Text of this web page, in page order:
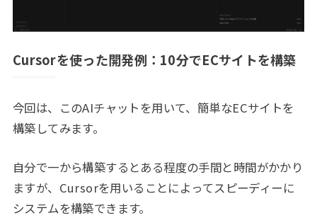
Cursorを使った開発例：10分でECサイトを構築
今回は、このAIチャットを用いて、簡単なECサイトを
構築してみます。
自分で一から構築するとある程度の手間と時間がかかり
ますが、Cursorを用いることによってスピーディーに
システムを構築できます。